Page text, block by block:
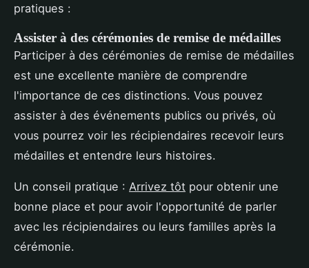
pratiques :
Assister à des cérémonies de remise de médailles
Participer à des cérémonies de remise de médailles
est une excellente manière de comprendre
l'importance de ces distinctions. Vous pouvez
assister à des événements publics ou privés, où
vous pourrez voir les récipiendaires recevoir leurs
médailles et entendre leurs histoires.
Un conseil pratique : Arrivez tôt pour obtenir une
bonne place et pour avoir l'opportunité de parler
avec les récipiendaires ou leurs familles après la
cérémonie.